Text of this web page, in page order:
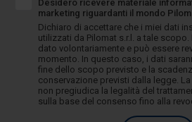
Desidero ricevere materiale
marketing riguardanti il mondo
Dichiaro di accettare che i miei dati
utilizzati da Pilomat s.r.l. a tale
dato volontariamente e può essere
momento. In questo caso, i dati
fine dello scopo previsto e la
conservazione previsti dalla legge.
non pregiudica la legalità del
sulla base del consenso fino alla